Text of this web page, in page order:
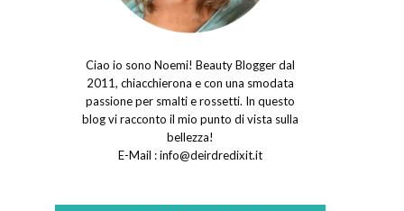
Ciao io sono Noemi! Beauty Blogger dal
2011, chiacchierona e con una smodata
passione per smalti e rossetti. In questo
blog vi racconto il mio punto di vista sulla
bellezza!
E-Mail :info@deirdredixit.it